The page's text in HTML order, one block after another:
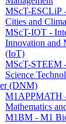
MScT-ESCLiP
Cities and
MScT-IOT -
Innovation and
(IoT)
MScT-STEEM
Science
(DNM)
M1APPMATH
Mathematics
M1BM - M1